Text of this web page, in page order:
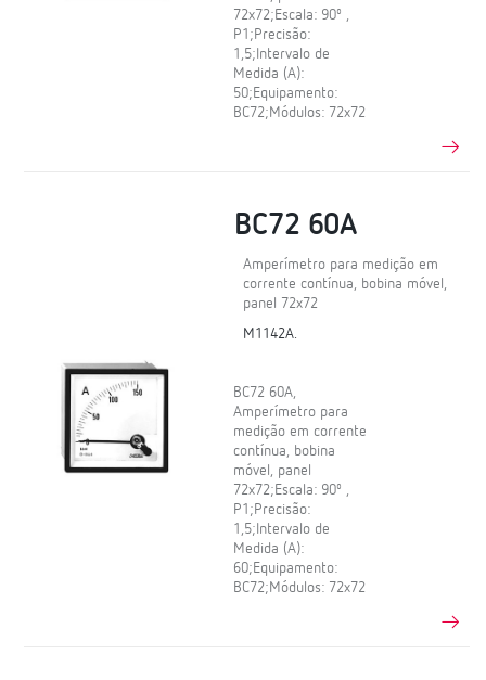
72x72;Escala: 90º ,
P1;Precisão:
1,5;Intervalo de
Medida (A):
50;Equipamento:
BC72;Módulos: 72x72
BC72 60A
Amperímetro para medição em
corrente contínua, bobina móvel,
panel 72x72
M1142A.
BC72 60A,
Amperímetro para
medição em corrente
contínua, bobina
móvel, panel
72x72;Escala: 90º ,
P1;Precisão:
1,5;Intervalo de
Medida (A):
60;Equipamento:
BC72;Módulos: 72x72